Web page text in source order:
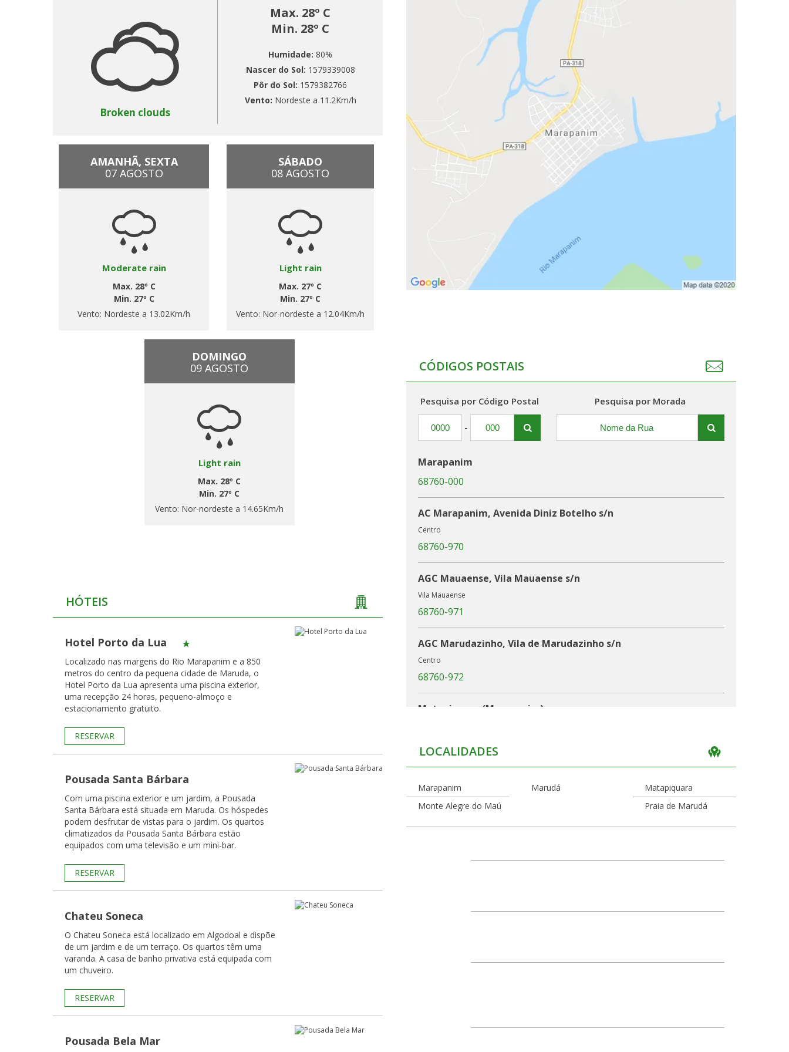
Broken clouds
Max. 28º C
Min. 28º C
Humidade: 80%
Nascer do Sol: 1579339008
Pôr do Sol: 1579382766
Vento: Nordeste a 11.2Km/h
AMANHÃ, SEXTA
07 AGOSTO
Moderate rain
Max. 28º C
Min. 27º C
Vento: Nordeste a 13.02Km/h
SÁBADO
08 AGOSTO
Light rain
Max. 27º C
Min. 27º C
Vento: Nor-nordeste a 12.04Km/h
DOMINGO
09 AGOSTO
Light rain
Max. 28º C
Min. 27º C
Vento: Nor-nordeste a 14.65Km/h
HÓTEIS
Hotel Porto da Lua
Localizado nas margens do Rio Marapanim e a 850
metros do centro da pequena cidade de Maruda, o
Hotel Porto da Lua apresenta uma piscina exterior,
uma recepção 24 horas, pequeno-almoço e
estacionamento gratuito.
RESERVAR
Pousada Santa Bárbara
Com uma piscina exterior e um jardim, a Pousada
Santa Bárbara está situada em Maruda. Os hóspedes
podem desfrutar de vistas para o jardim. Os quartos
climatizados da Pousada Santa Bárbara estão
equipados com uma televisão e um mini-bar.
RESERVAR
Chateu Soneca
O Chateu Soneca está localizado em Algodoal e dispõe
de um jardim e de um terraço. Os quartos têm uma
varanda. A casa de banho privativa está equipada com
um chuveiro.
RESERVAR
Pousada Bela Mar
CÓDIGOS POSTAIS
Pesquisa por Código Postal
-
Pesquisa por Morada
Marapanim
68760-000
AC Marapanim, Avenida Diniz Botelho s/n
Centro
68760-970
AGC Mauaense, Vila Mauaense s/n
Vila Mauaense
68760-971
AGC Marudazinho, Vila de Marudazinho s/n
Centro
68760-972
Matapiquara (Marapanim)
AGC Matapiquara, Vila de Matapiquara s/n
68762-970
Monte Alegre do Mau (Marapanim)
LOCALIDADES
Marapanim Marudá
Matapiquara
Monte Alegre do Maú
Praia de Marudá